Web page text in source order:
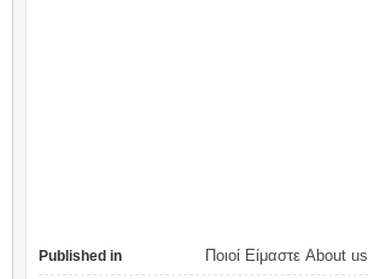
Published in Ποιοί Είμαστε About us